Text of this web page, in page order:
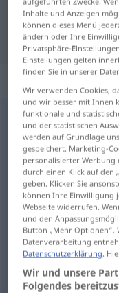
"Einzelheit"
Übersetzung
Einzelheitf <Einzelheit
Übersicht aller
(Für mehr Details die
detaliu
detaliun Einzelheit
Inhalte und Anzeigen
können dieses Menü
ändern oder Ihre
Privatsphäre-
Einstellungen gelten
finden Sie in unserer
Wir verwenden Cookies,
und wir besser mit Ihnen
funktionale und
und der statistischen
werden auf Grundlage
gespeichert. Marketing-
personalisierter Werbung
durch einen Klick auf den
geben. Klicken Sie
können Ihre Einwilligung
Webseite widerrufen.
und den
Button „Mehr Optionen“.
Datenverarbeitung
Datenschutzerklärung.
Wir und unsere
Folgendes